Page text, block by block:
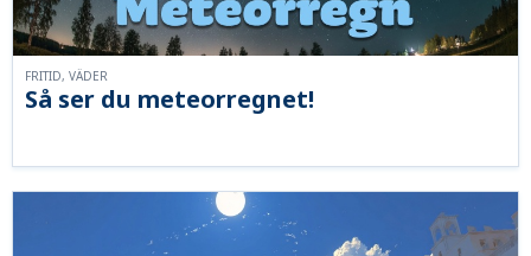
Så ser du meteorregnet!
FRITID, VÄDER